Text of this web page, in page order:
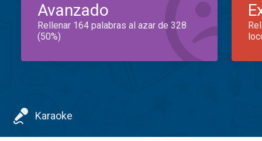
Avanzado
Rellenar 164 palabras al azar de 328
(50%)
Karaoke